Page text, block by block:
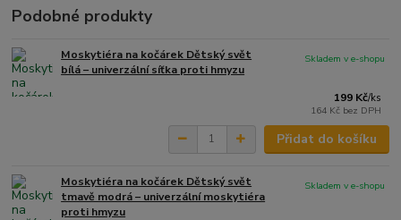
Podobné produkty
Moskytiéra na kočárek Dětský svět
bílá – univerzální síťka proti hmyzu
199 Kč/ks
164 Kč bez DPH
Skladem v e-shopu
Přidat do košíku
Moskytiéra na kočárek Dětský svět
tmavě modrá – univerzální moskytiéra
proti hmyzu
Skladem v e-shopu